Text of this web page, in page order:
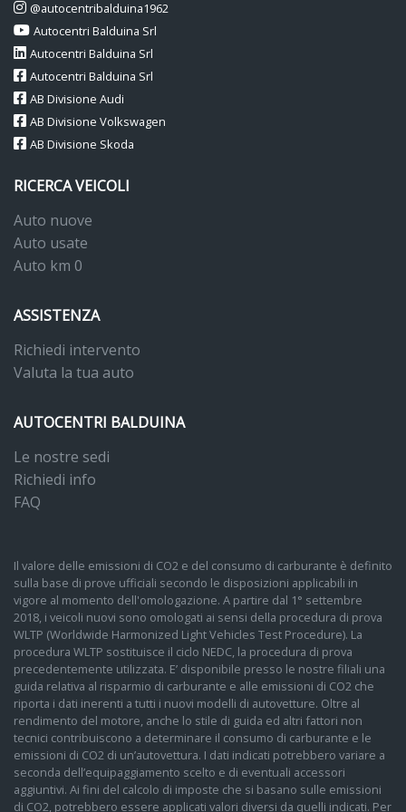
Specchietti retrovisori esterni e maniglie porte verniciati nel colore
carrozzeria
Specchietti retrovisori esterni regolabili, riscaldabili e ripiegabili
elettricamente
Specchietto retrovisore interno schermabile automaticamente
allacciate
Supporto lombare sedili anteriori
Tire mobility set (kit riparazione gomma)
Triangolo di emergenza e kit primo soccorso
Vetri atermici
Vetri laterali posteriori e lunotto oscurati (fotoassorbenti al 65%)
Volante multifunzione in pelle a 3 razze (con palette per dsg)
@autocentribalduina1962
Autocentri Balduina Srl
Autocentri Balduina Srl
Autocentri Balduina Srl
AB Divisione Audi
AB Divisione Volkswagen
AB Divisione Skoda
RICERCA VEICOLI
Auto nuove
Auto usate
Auto km 0
ASSISTENZA
Richiedi intervento
Valuta la tua auto
AUTOCENTRI BALDUINA
Le nostre sedi
Richiedi info
FAQ
Il valore delle emissioni di CO2 e del consumo di carburante è definito
sulla base di prove ufficiali secondo le disposizioni applicabili in
vigore al momento dell'omologazione. A partire dal 1° settembre
2018, i veicoli nuovi sono omologati ai sensi della procedura di prova
WLTP (Worldwide Harmonized Light Vehicles Test Procedure). La
procedura WLTP sostituisce il ciclo NEDC, la procedura di prova
precedentemente utilizzata. E’ disponibile presso le nostre filiali una
guida relativa al risparmio di carburante e alle emissioni di CO2 che
riporta i dati inerenti a tutti i nuovi modelli di autovetture. Oltre al
rendimento del motore, anche lo stile di guida ed altri fattori non
tecnici contribuiscono a determinare il consumo di carburante e le
emissioni di CO2 di un’autovettura. I dati indicati potrebbero variare a
seconda dell’equipaggiamento scelto e di eventuali accessori
aggiuntivi. Ai fini del calcolo di imposte che si basano sulle emissioni
di CO2, potrebbero essere applicati valori diversi da quelli indicati. Per